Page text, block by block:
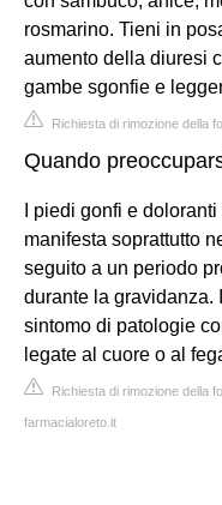
rosmarino. Tieni in
aumento della diuresi
gambe sgonfie e
Richiesta di rimozione della
Quando
I piedi gonfi e
manifesta soprattutto
seguito a un periodo
durante la gravidanza.
sintomo di patologie
legate al cuore o al
Richiesta di rimozione della
farmacialoreto.it